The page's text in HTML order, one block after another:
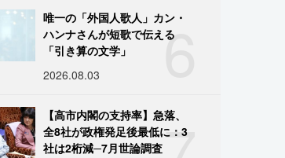
6
唯一の「外国人歌人」カン・
ハンナさんが短歌で伝える
「引き算の文学」
2026.08.03
【高市内閣の支持率】急落、
全8社が政権発足後最低に：3
社は2桁減─7月世論調査